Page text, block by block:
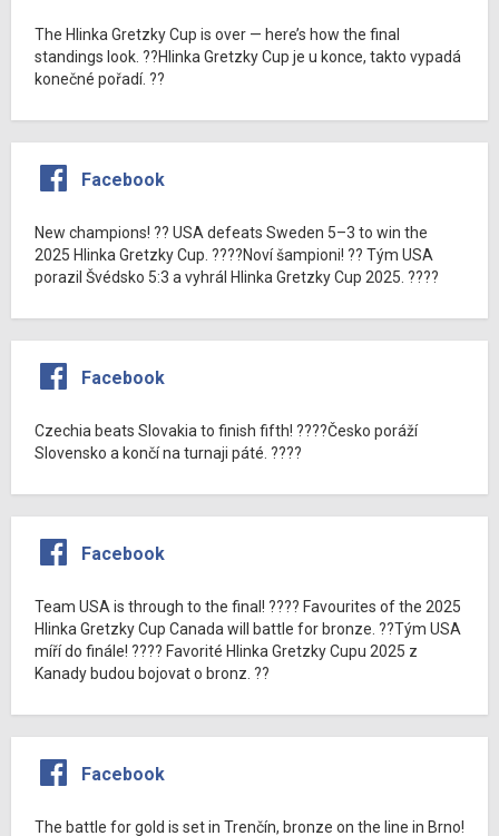
The Hlinka Gretzky Cup is over — here’s how the final
standings look. ??Hlinka Gretzky Cup je u konce, takto vypadá
konečné pořadí. ??
Facebook
New champions! ?? USA defeats Sweden 5–3 to win the
2025 Hlinka Gretzky Cup. ????Noví šampioni! ?? Tým USA
porazil Švédsko 5:3 a vyhrál Hlinka Gretzky Cup 2025. ????
Facebook
Czechia beats Slovakia to finish fifth! ????Česko poráží
Slovensko a končí na turnaji páté. ????
Facebook
Team USA is through to the final! ???? Favourites of the 2025
Hlinka Gretzky Cup Canada will battle for bronze. ??Tým USA
míří do finále! ???? Favorité Hlinka Gretzky Cupu 2025 z
Kanady budou bojovat o bronz. ??
Facebook
The battle for gold is set in Trenčín, bronze on the line in Brno!